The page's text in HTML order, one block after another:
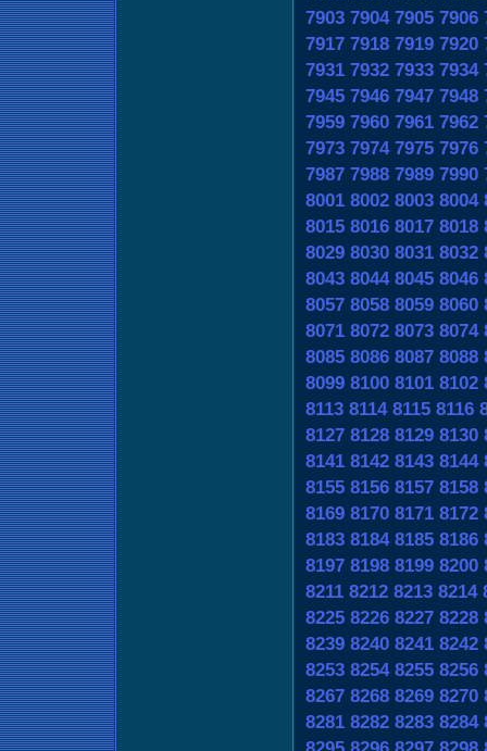
7903 7904 7905 7906
7917 7918 7919 7920
7931 7932 7933 7934
7945 7946 7947 7948
7959 7960 7961 7962
7973 7974 7975 7976
7987 7988 7989 7990
8001 8002 8003 8004
8015 8016 8017 8018
8029 8030 8031 8032
8043 8044 8045 8046
8057 8058 8059 8060
8071 8072 8073 8074
8085 8086 8087 8088
8099 8100 8101 8102
8113 8114 8115 8116
8127 8128 8129 8130
8141 8142 8143 8144
8155 8156 8157 8158
8169 8170 8171 8172
8183 8184 8185 8186
8197 8198 8199 8200
8211 8212 8213 8214
8225 8226 8227 8228
8239 8240 8241 8242
8253 8254 8255 8256
8267 8268 8269 8270
8281 8282 8283 8284